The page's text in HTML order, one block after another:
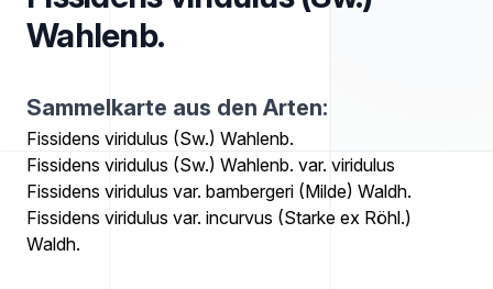
Wahlenb.
Sammelkarte aus den Arten:
Fissidens viridulus (Sw.) Wahlenb.
Fissidens viridulus (Sw.) Wahlenb. var. viridulus
Fissidens viridulus var. bambergeri (Milde) Waldh.
Fissidens viridulus var. incurvus (Starke ex Röhl.)
Waldh.